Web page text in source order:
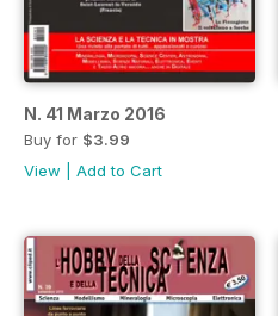
N. 41 Marzo 2016
Buy for $3.99
View
Add to Cart